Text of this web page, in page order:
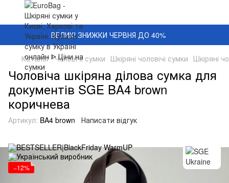
ВЕЛИКІ ЗНИЖКИ ЧЕРВНЯ ДО 40%
Каталог Чоловічі сумки Шкіряні чоловічі сумки Шкіряні
Чоловіча шкіряна ділова сумка для
документів SGE BA4 brown
коричнева
Артикул: BA4 brown Написати відгук
−12%